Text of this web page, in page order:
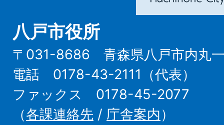
八戸市役所
〒031-8686 青森県八戸市内丸一
電話 0178-43-2111（代表）
ファックス 0178-45-2077
（各課連絡先 / 庁舎案内）